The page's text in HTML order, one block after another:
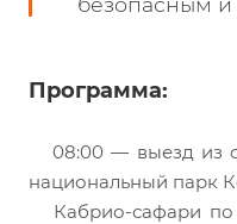
Программа:
08:00 — выезд из
национальный парк
Кабрио-сафари